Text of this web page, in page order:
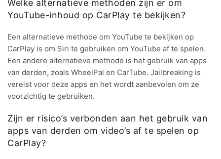
Welke alternatieve methoden zijn er om
YouTube-inhoud op CarPlay te bekijken?
Een alternatieve methode om YouTube te bekijken op
CarPlay is om Siri te gebruiken om YouTube af te spelen.
Een andere alternatieve methode is het gebruik van apps
van derden, zoals WheelPal en CarTube. Jailbreaking is
vereist voor deze apps en het wordt aanbevolen om ze
voorzichtig te gebruiken.
Zijn er risico’s verbonden aan het gebruik van
apps van derden om video’s af te spelen op
CarPlay?